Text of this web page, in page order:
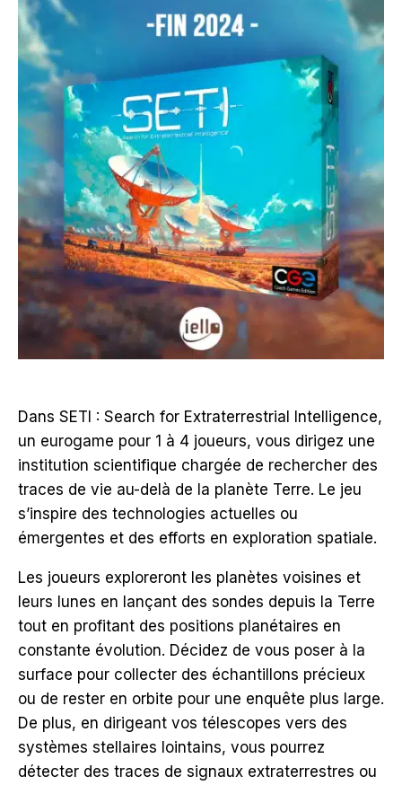
Dans SETI : Search for Extraterrestrial Intelligence,
un eurogame pour 1 à 4 joueurs, vous dirigez une
institution scientifique chargée de rechercher des
traces de vie au-delà de la planète Terre. Le jeu
s’inspire des technologies actuelles ou
émergentes et des efforts en exploration spatiale.
Les joueurs exploreront les planètes voisines et
leurs lunes en lançant des sondes depuis la Terre
tout en profitant des positions planétaires en
constante évolution. Décidez de vous poser à la
surface pour collecter des échantillons précieux
ou de rester en orbite pour une enquête plus large.
De plus, en dirigeant vos télescopes vers des
systèmes stellaires lointains, vous pourrez
détecter des traces de signaux extraterrestres ou